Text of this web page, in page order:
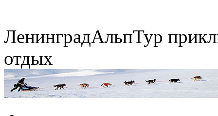
ЛенинградАльпТур
отдых